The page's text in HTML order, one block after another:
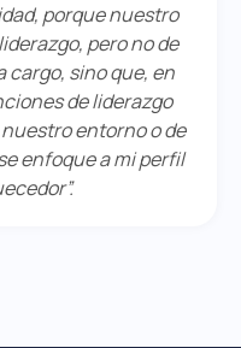
porque nuestro
pero no de
cargo, sino que, en
de liderazgo
entorno o de
enfoque a mi perfil